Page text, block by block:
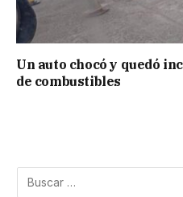
Un auto chocó y quedó
de combustibles